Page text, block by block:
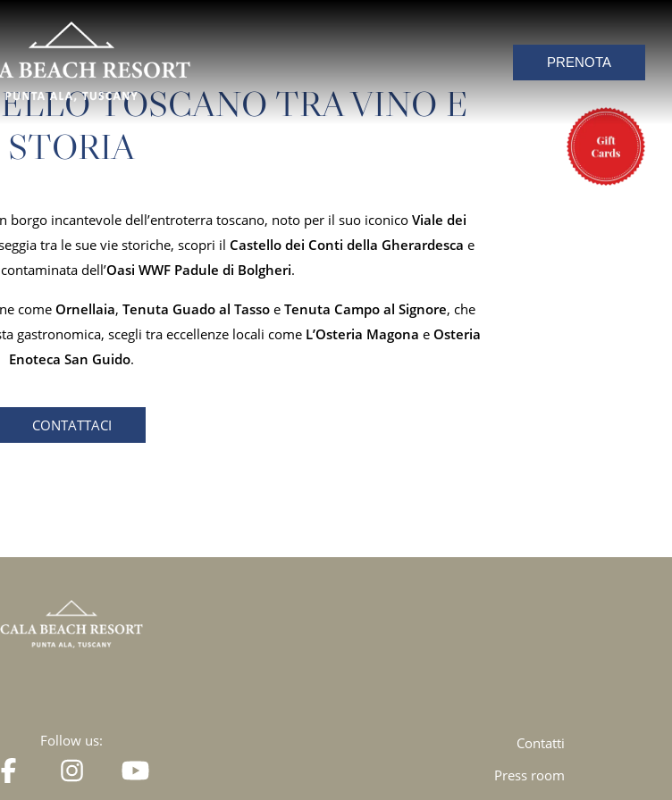
PRENOTA
TOSCANO TRA VINO E
STORIA
borgo incantevole dell’entroterra toscano, noto per il suo iconico Viale dei
tra le sue vie storiche, scopri il Castello dei Conti della Gherardesca e
dell’Oasi WWF Padule di Bolgheri.
come Ornellaia, Tenuta Guado al Tassoe Tenuta Campo al Signore, che
gastronomica, scegli tra eccellenze locali come L’Osteria Magona e Osteria
Enoteca San Guido.
CONTATTACI
Follow us:
Contatti
Press room